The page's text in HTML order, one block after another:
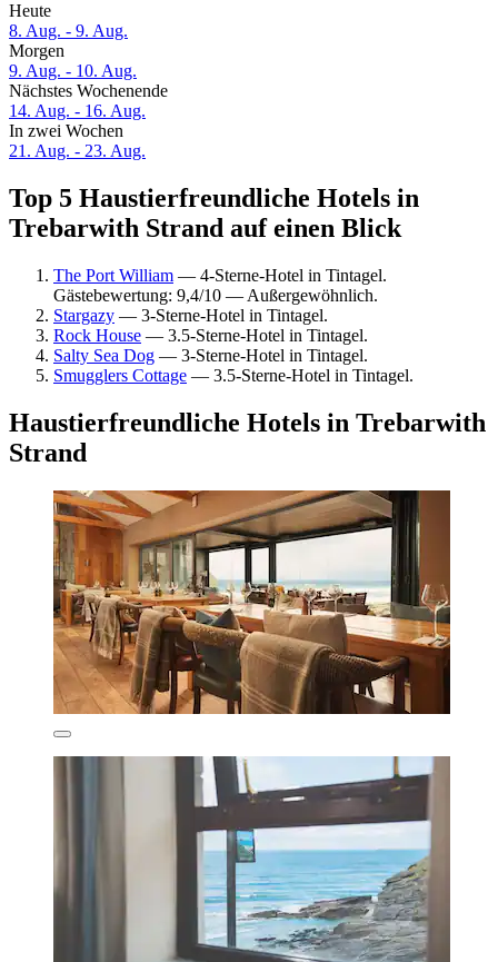
Heute
8. Aug. - 9. Aug.
Morgen
9. Aug. - 10. Aug.
Nächstes Wochenende
14. Aug. - 16. Aug.
In zwei Wochen
21. Aug. - 23. Aug.
Top 5 Haustierfreundliche Hotels in
Trebarwith Strand auf einen Blick
The Port William — 4-Sterne-Hotel in Tintagel.
Gästebewertung: 9,4/10 — Außergewöhnlich.
Stargazy — 3-Sterne-Hotel in Tintagel.
Rock House — 3.5-Sterne-Hotel in Tintagel.
Salty Sea Dog — 3-Sterne-Hotel in Tintagel.
Smugglers Cottage — 3.5-Sterne-Hotel in Tintagel.
Haustierfreundliche Hotels in Trebarwith
Strand